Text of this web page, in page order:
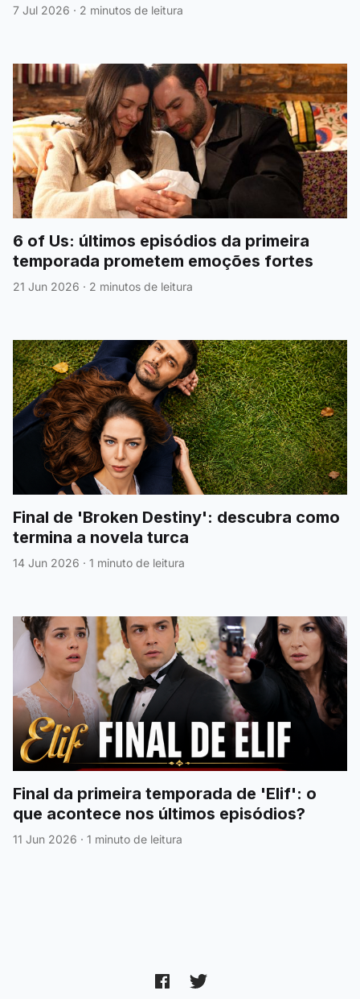
7 Jul 2026 · 2 minutos de leitura
6 of Us: últimos episódios da primeira
temporada prometem emoções fortes
21 Jun 2026 · 2 minutos de leitura
Final de 'Broken Destiny': descubra como
termina a novela turca
14 Jun 2026 · 1 minuto de leitura
Final da primeira temporada de 'Elif': o
que acontece nos últimos episódios?
11 Jun 2026 · 1 minuto de leitura